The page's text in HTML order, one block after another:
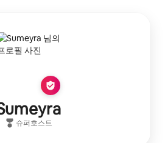
슈퍼호스트